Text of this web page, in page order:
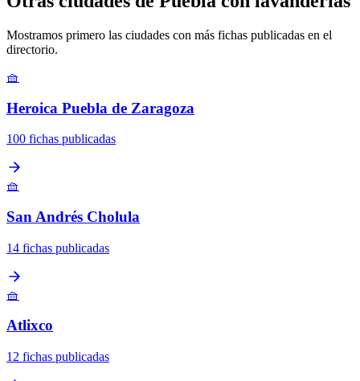
Mostramos primero las ciudades con más fichas publicadas en el
directorio.
🧺
Heroica Puebla de Zaragoza
100 fichas publicadas
🧺
San Andrés Cholula
14 fichas publicadas
🧺
Atlixco
12 fichas publicadas